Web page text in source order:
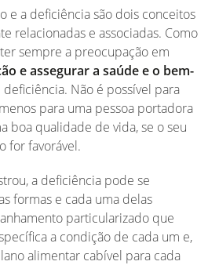
e a deficiência são dois conceitos
relacionadas e associadas. Como
sempre a preocupação em
e assegurar a saúde e o bem-
deficiência. Não é possível para
para uma pessoa portadora
boa qualidade de vida, se o seu
for favorável.
a deficiência pode se
formas e cada uma delas
particularizado que
a condição de cada um e,
alimentar cabível para cada